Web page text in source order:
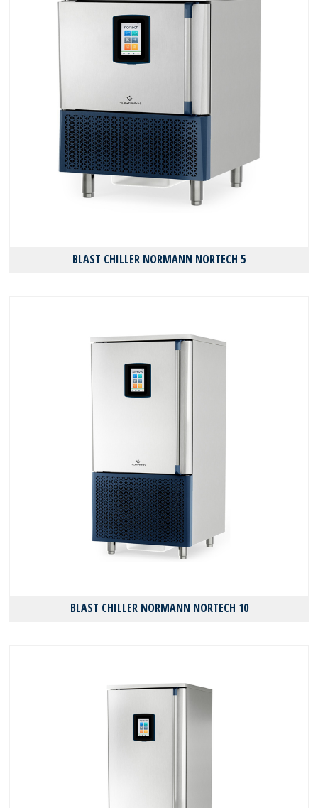
BLAST CHILLER NORMANN NORTECH 5
BLAST CHILLER NORMANN NORTECH 10